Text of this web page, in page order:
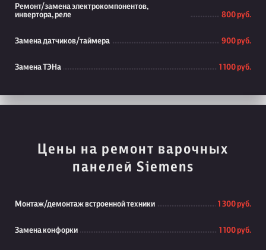
Ремонт/замена электрокомпонентов,
инвертора, реле
800 руб.
Замена датчиков/таймера 900 руб.
Замена ТЭНа 1 100 руб.
Цены на ремонт варочных
панелей Siemens
Монтаж/демонтаж встроенной техники 1 300 руб.
Замена конфорки 1 100 руб.